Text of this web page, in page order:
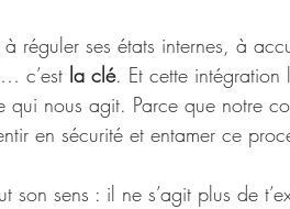
réguler ses états internes, à
c’est la clé. Et cette intégration
qui nous agit. Parce que notre
en sécurité et entamer ce
son sens : il ne s’agit plus de